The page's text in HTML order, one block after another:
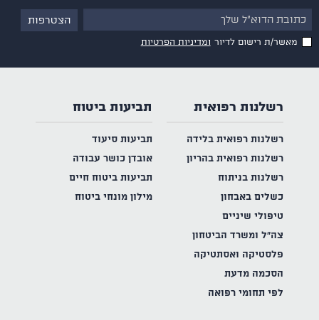
מאשר/ת רישום לדיור ומדיניות הפרטיות
רשלנות רפואית
רשלנות רפואית בלידה
רשלנות רפואית בהריון
רשלנות בניתוח
כשלים באבחון
טיפולי שיניים
צה"ל ומשרד הביטחון
פלסטיקה ואסתטיקה
הסכמה מדעת
לפי תחומי רפואה
תביעות ביטוח
תביעות סיעוד
אובדן כושר עבודה
תביעות ביטוח חיים
מילון מונחי ביטוח